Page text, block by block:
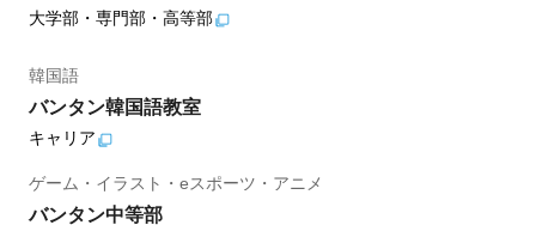
大学部・専門部・高等部
韓国語
バンタン韓国語教室
キャリア
ゲーム・イラスト・eスポーツ・アニメ
バンタン中等部